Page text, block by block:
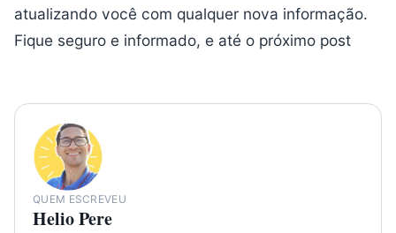
atualizando você com qualquer nova informação.
Fique seguro e informado, e até o próximo post
QUEM ESCREVEU
Helio Pere